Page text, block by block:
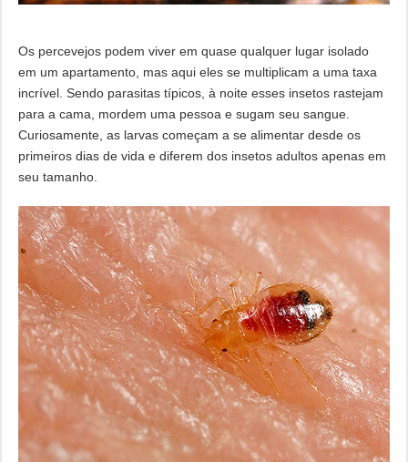
Os percevejos podem viver em quase qualquer lugar isolado
em um apartamento, mas aqui eles se multiplicam a uma taxa
incrível. Sendo parasitas típicos, à noite esses insetos rastejam
para a cama, mordem uma pessoa e sugam seu sangue.
Curiosamente, as larvas começam a se alimentar desde os
primeiros dias de vida e diferem dos insetos adultos apenas em
seu tamanho.